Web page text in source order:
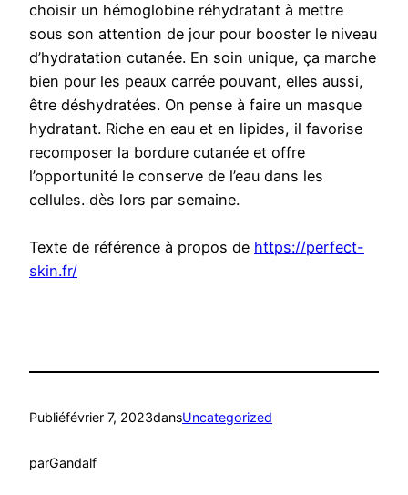
choisir un hémoglobine réhydratant à mettre
sous son attention de jour pour booster le niveau
d’hydratation cutanée. En soin unique, ça marche
bien pour les peaux carrée pouvant, elles aussi,
être déshydratées. On pense à faire un masque
hydratant. Riche en eau et en lipides, il favorise
recomposer la bordure cutanée et offre
l’opportunité le conserve de l’eau dans les
cellules. dès lors par semaine.
Texte de référence à propos de https://perfect-
skin.fr/
Publiéfévrier 7, 2023dansUncategorized
parGandalf